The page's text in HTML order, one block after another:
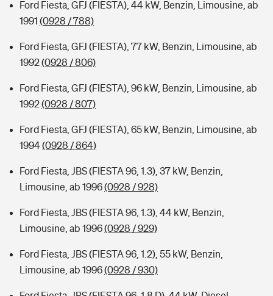
Ford Fiesta, GFJ (FIESTA), 44 kW, Benzin, Limousine, ab
1991 (0928 / 788)
Ford Fiesta, GFJ (FIESTA), 77 kW, Benzin, Limousine, ab
1992(0928 / 806)
Ford Fiesta, GFJ (FIESTA), 96 kW, Benzin, Limousine, ab
1992(0928 / 807)
Ford Fiesta, GFJ (FIESTA), 65 kW, Benzin, Limousine, ab
1994(0928 / 864)
Ford Fiesta, JBS (FIESTA 96, 1.3), 37 kW, Benzin,
Limousine, ab 1996(0928 / 928)
Ford Fiesta, JBS (FIESTA 96, 1.3), 44 kW, Benzin,
Limousine, ab 1996(0928 / 929)
Ford Fiesta, JBS (FIESTA 96, 1.2), 55 kW, Benzin,
Limousine, ab 1996(0928 / 930)